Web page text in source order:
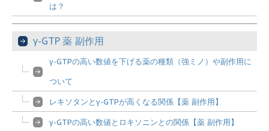
は？
γ-GTP 薬 副作用
γ-GTPの高い数値を下げる薬の種類（強ミノ）や副作用に
ついて
レキソタンとγ-GTPが高くなる関係【薬 副作用】
γ-GTPの高い数値とロキソニンとの関係【薬 副作用】